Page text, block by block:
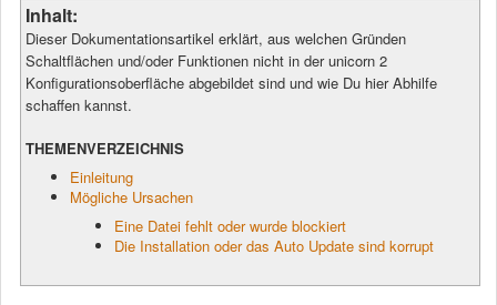
Inhalt:
Dieser Dokumentationsartikel erklärt, aus welchen Gründen
Schaltflächen und/oder Funktionen nicht in der unicorn 2
Konfigurationsoberfläche abgebildet sind und wie Du hier Abhilfe
schaffen kannst.
THEMENVERZEICHNIS
Einleitung
Mögliche Ursachen
Eine Datei fehlt oder wurde blockiert
Die Installation oder das Auto Update sind korrupt